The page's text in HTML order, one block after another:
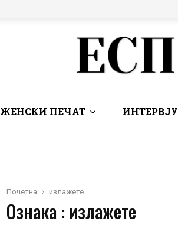
ЖЕНСКИ ПЕЧАТ ИНТЕРВЈУ
Почетна излажете
Ознака : излажете